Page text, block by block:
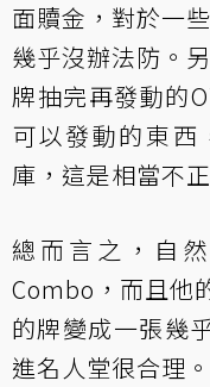
面贖金，對於一
幾乎沒辦法防。
牌抽完再發動的
可以發動的東西
庫，這是相當不
總而言之，自
Combo，而且他
的牌變成一張幾
進名人堂很合理。